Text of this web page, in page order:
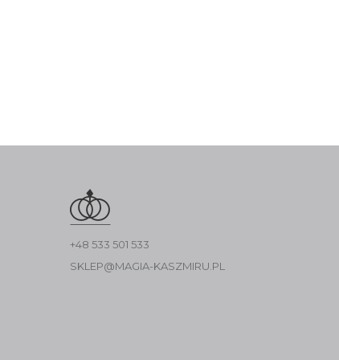
+48 533 501 533
SKLEP@MAGIA-KASZMIRU.PL